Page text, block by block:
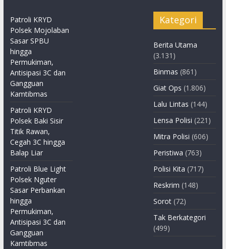
Patroli KRYD
Polsek Mojolaban
Sasar SPBU
hingga
Permukiman,
Antisipasi 3C dan
Gangguan
Kamtibmas
Patroli KRYD
Polsek Baki Sisir
Titik Rawan,
Cegah 3C hingga
Balap Liar
Patroli Blue Light
Polsek Nguter
Sasar Perbankan
hingga
Permukiman,
Antisipasi 3C dan
Gangguan
Kamtibmas
Kategori
Berita Utama
(3.131)
Binmas (861)
Giat Ops (1.806)
Lalu Lintas (144)
Lensa Polisi (221)
Mitra Polisi (606)
Peristiwa (763)
Polisi Kita (717)
Reskrim (148)
Sorot (72)
Tak Berkategori
(499)